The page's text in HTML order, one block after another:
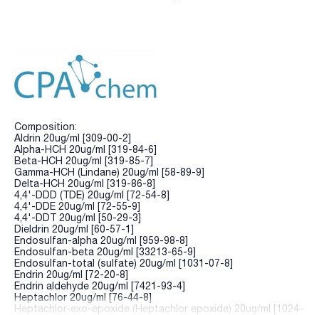
Composition:
Aldrin 20ug/ml [309-00-2]
Alpha-HCH 20ug/ml [319-84-6]
Beta-HCH 20ug/ml [319-85-7]
Gamma-HCH (Lindane) 20ug/ml [58-89-9]
Delta-HCH 20ug/ml [319-86-8]
4,4'-DDD (TDE) 20ug/ml [72-54-8]
4,4'-DDE 20ug/ml [72-55-9]
4,4'-DDT 20ug/ml [50-29-3]
Dieldrin 20ug/ml [60-57-1]
Endosulfan-alpha 20ug/ml [959-98-8]
Endosulfan-beta 20ug/ml [33213-65-9]
Endosulfan-total (sulfate) 20ug/ml [1031-07-8]
Endrin 20ug/ml [72-20-8]
Endrin aldehyde 20ug/ml [7421-93-4]
Heptachlor 20ug/ml [76-44-8]
Heptachlor-exo-epoxide (Heptachlor epoxide) 20ug/ml [1024-